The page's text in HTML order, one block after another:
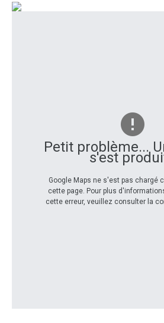
Petit problème...
s'est
Google Maps ne s'est pas chargé
cette page. Pour plus
cette erreur, veuillez consulter la